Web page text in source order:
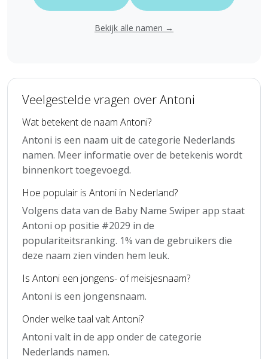
Bekijk alle namen →
Veelgestelde vragen over Antoni
Wat betekent de naam Antoni?
Antoni is een naam uit de categorie Nederlands
namen. Meer informatie over de betekenis wordt
binnenkort toegevoegd.
Hoe populair is Antoni in Nederland?
Volgens data van de Baby Name Swiper app staat
Antoni op positie #2029 in de
populariteitsranking. 1% van de gebruikers die
deze naam zien vinden hem leuk.
Is Antoni een jongens- of meisjesnaam?
Antoni is een jongensnaam.
Onder welke taal valt Antoni?
Antoni valt in de app onder de categorie
Nederlands namen.